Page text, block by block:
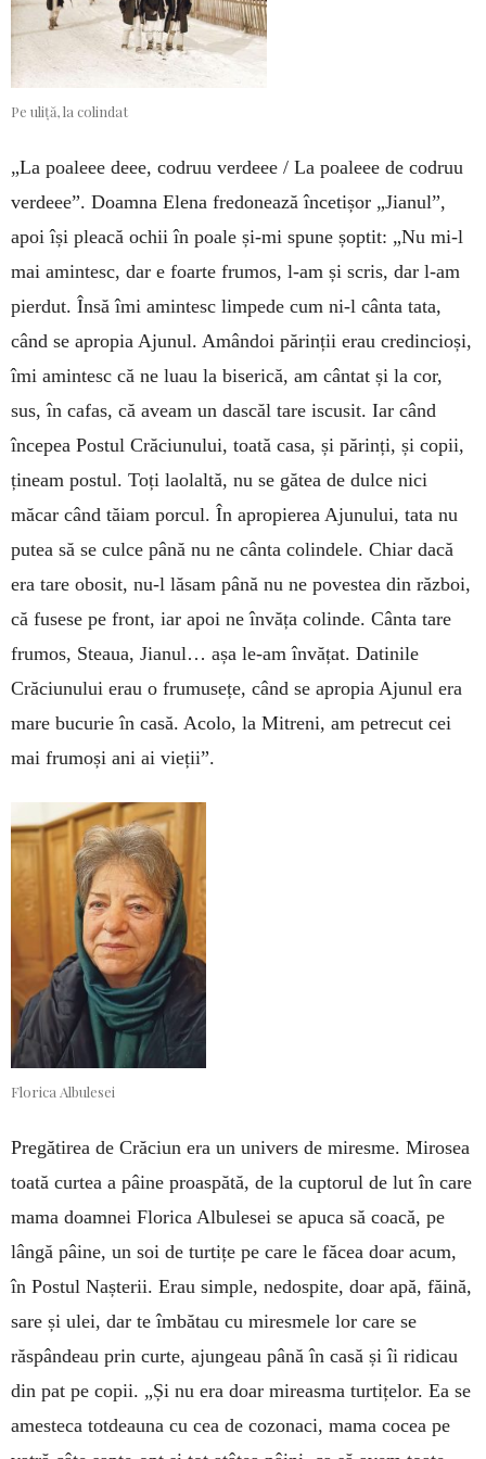
Pe uliță, la colindat
„La poaleee deee, codruu verdeee / La poaleee de codruu
verdeee”. Doamna Elena fredonează încetișor „Jianul”,
apoi își pleacă ochii în poale și-mi spune șoptit: „Nu mi-l
mai amintesc, dar e foarte frumos, l-am și scris, dar l-am
pierdut. Însă îmi amintesc limpede cum ni-l cânta tata,
când se apropia Ajunul. Amândoi părinții erau credincioși,
îmi amintesc că ne luau la biserică, am cântat și la cor,
sus, în cafas, că aveam un dascăl tare iscusit. Iar când
începea Postul Crăciunului, toată casa, și părinți, și copii,
țineam postul. Toți laolaltă, nu se gătea de dulce nici
măcar când tăiam porcul. În apropierea Ajunului, tata nu
putea să se culce până nu ne cânta colindele. Chiar dacă
era tare obosit, nu-l lăsam până nu ne povestea din război,
că fusese pe front, iar apoi ne învăța colinde. Cânta tare
frumos, Steaua, Jianul… așa le-am învățat. Datinile
Crăciunului erau o frumusețe, când se apropia Ajunul era
mare bucurie în casă. Acolo, la Mitreni, am petrecut cei
mai frumoși ani ai vieții”.
Florica Albulesei
Pregătirea de Crăciun era un univers de miresme. Mirosea
toată curtea a pâine proaspătă, de la cuptorul de lut în care
mama doamnei Florica Albulesei se apuca să coacă, pe
lângă pâine, un soi de turtițe pe care le făcea doar acum,
în Postul Nașterii. Erau simple, nedospite, doar apă, făină,
sare și ulei, dar te îmbătau cu miresmele lor care se
răspândeau prin curte, ajungeau până în casă și îi ridicau
din pat pe copii. „Și nu era doar mireasma turtițelor. Ea se
amesteca totdeauna cu cea de cozonaci, mama cocea pe